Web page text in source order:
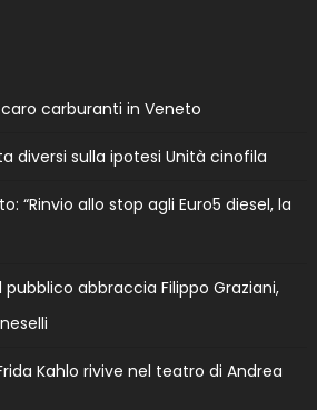
carburanti in Veneto
diversi sulla ipotesi Unità cinofila
“Rinvio allo stop agli Euro5 diesel, la
pubblico abbraccia Filippo Graziani,
Kahlo rivive nel teatro di Andrea